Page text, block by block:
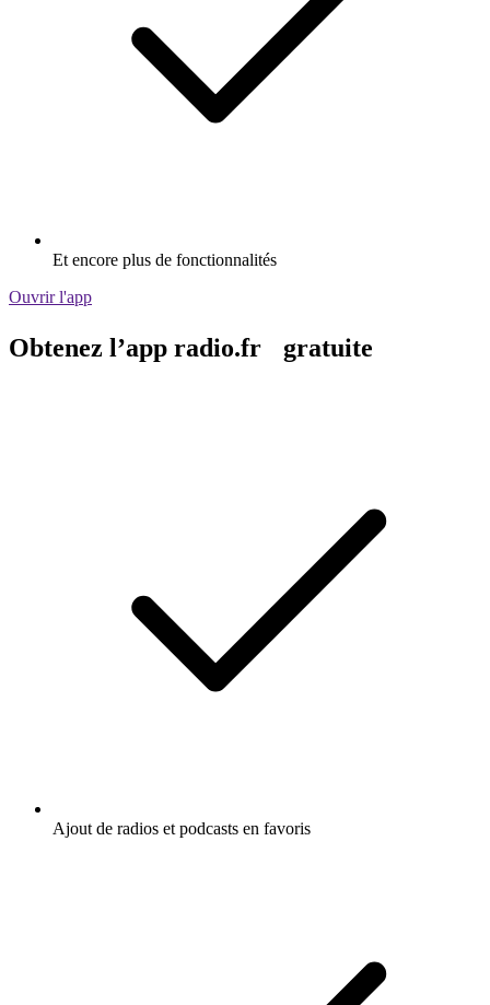
Et encore plus de fonctionnalités
Ouvrir l'app
Obtenez l’app radio.fr gratuite
Ajout de radios et podcasts en favoris